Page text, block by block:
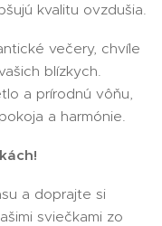
kvalitu ovzdušia.
večery, chvíle
blízkych.
a prírodnú vôňu,
a harmónie.
a doprajte si
sviečkami zo